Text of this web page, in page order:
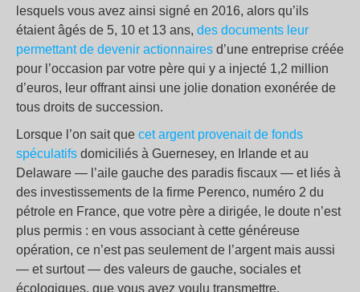
lesquels vous avez ainsi signé en 2016, alors qu’ils
étaient âgés de 5, 10 et 13 ans, des documents leur
permettant de devenir actionnaires d’une entreprise créée
pour l’occasion par votre père qui y a injecté 1,2 million
d’euros, leur offrant ainsi une jolie donation exonérée de
tous droits de succession.
Lorsque l’on sait que cet argent provenait de fonds
spéculatifs domiciliés à Guernesey, en Irlande et au
Delaware — l’aile gauche des paradis fiscaux — et liés à
des investissements de la firme Perenco, numéro 2 du
pétrole en France, que votre père a dirigée, le doute n’est
plus permis : en vous associant à cette généreuse
opération, ce n’est pas seulement de l’argent mais aussi
— et surtout — des valeurs de gauche, sociales et
écologiques, que vous avez voulu transmettre.